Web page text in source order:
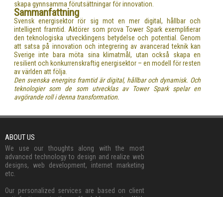
skapa gynnsamma förutsättningar för innovation.
Sammanfattning
Svensk energisektor rör sig mot en mer digital, hållbar och
intelligent framtid. Aktörer som prova Tower Spark exemplifierar
den teknologiska utvecklingens betydelse och potential. Genom
att satsa på innovation och integrering av avancerad teknik kan
Sverige inte bara möta sina klimatmål, utan också skapa en
resilient och konkurrenskraftig energisektor – en modell för resten
av världen att följa.
Den svenska energins framtid är digital, hållbar och dynamisk. Och
teknologier som de som utvecklas av Tower Spark spelar en
avgörande roll i denna transformation.
ABOUT US
We use our thoughts along with the most
advanced technology to design and realize web
designs, web development, internet marketing
etc.
Our personalized services are based on client